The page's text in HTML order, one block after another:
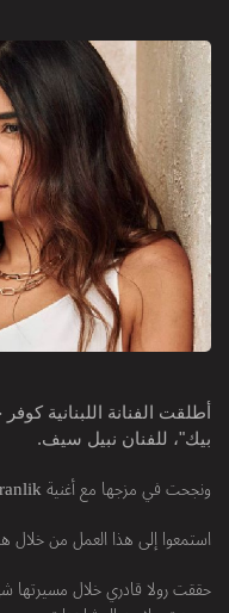
أطلقت الفنانة اللبنانية
بيك"، للفنان نبيل سيف.
ونجحت في مزجها مع أغنية Her Yer Karanlik التركية.
استمعوا إلى هذا العمل من خلال
حققت رولا قادري خلال مسيرتها